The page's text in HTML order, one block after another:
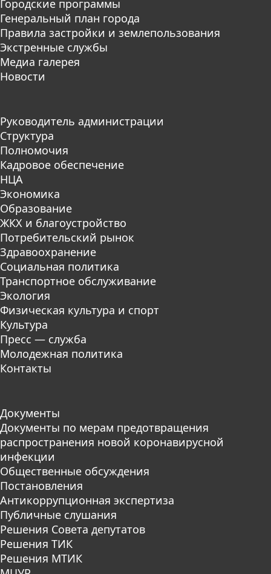
Городские программы
Генеральный план города
Правила застройки и землепользования
Экстренные службы
Медиа галерея
Новости
Руководитель администрации
Структура
Полномочия
Кадровое обеспечение
НЦА
Экономика
Образование
ЖКХ и благоустройство
Потребительский рынок
Здравоохранение
Социальная политика
Транспортное обслуживание
Экология
Физическая культура и спорт
Культура
Пресс — служба
Молодежная политика
Контакты
Документы
Документы по мерам предотвращения
распространения новой коронавирусной
инфекции
Общественные обсуждения
Постановления
Антикоррупционная экспертиза
Публичные слушания
Решения Совета депутатов
Решения ТИК
Решения МТИК